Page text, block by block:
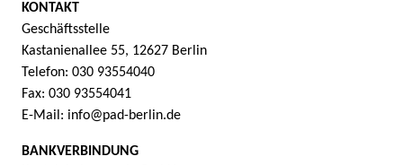
KONTAKT
Geschäftsstelle
Kastanienallee 55, 12627 Berlin
Telefon: 030 93554040
Fax: 030 93554041
E-Mail: info@pad-berlin.de
BANKVERBINDUNG